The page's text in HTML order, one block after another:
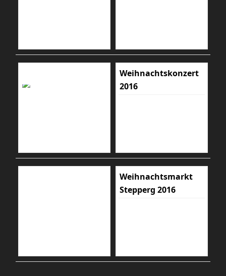
Weihnachtskonzert
2016
Weihnachtsmarkt
Stepperg 2016